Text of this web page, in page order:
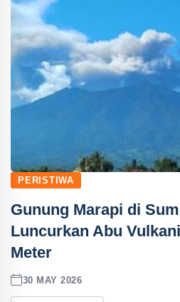
PERISTIWA
Gunung Marapi di
Luncurkan Abu
Meter
30 MAY 2026